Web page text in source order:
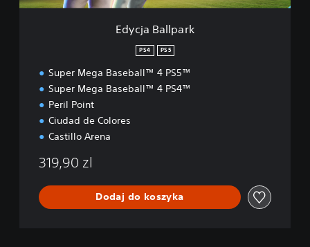
a
Edycja Ballpark
PS4 PS5
Super Mega Baseball™ 4 PS5™
Super Mega Baseball™ 4 PS4™
Peril Point
Ciudad de Colores
Castillo Arena
319,90 zl
Dodaj do koszyka